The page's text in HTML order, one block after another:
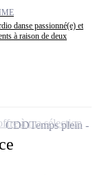
danse passionné(e) et
à raison de deux
CDDTemps plein
à ma sélection